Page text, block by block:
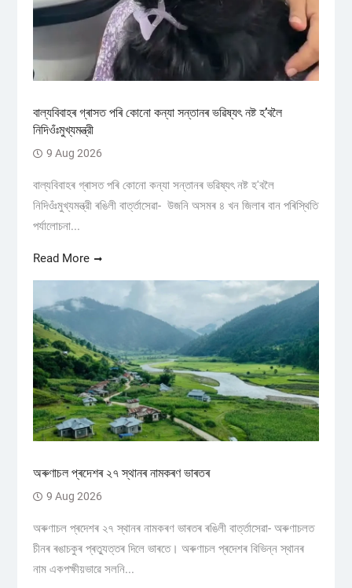
বাল্যবিবাহৰ গ্ৰাসত পৰি কোনো কন্যা সন্তানৰ ভৱিষ্যৎ নষ্ট হ’বলৈ
নিদিওঁঃমুখ্যমন্ত্রী
9 Aug 2026
বাল্যবিবাহৰ গ্ৰাসত পৰি কোনো কন্যা সন্তানৰ ভৱিষ্যৎ নষ্ট হ'বলৈ
নিদিওঁঃমুখ্যমন্ত্রী ৰঙিলী বাৰ্ত্তাসেৱা- উজনি অসমৰ ৪ খন জিলাৰ বান পৰিস্থিতি
পৰ্যালোচনা...
Read More
অৰুণাচল প্ৰদেশৰ ২৭ স্থানৰ নামকৰণ ভাৰতৰ
9 Aug 2026
অৰুণাচল প্ৰদেশৰ ২৭ স্থানৰ নামকৰণ ভাৰতৰ ৰঙিলী বাৰ্ত্তাসেৱা- অৰুণাচলত
চীনৰ ৰঙাচকুৰ প্ৰত্যুত্তৰ দিলে ভাৰতে। অৰুণাচল প্ৰদেশৰ বিভিন্ন স্থানৰ
নাম একপক্ষীয়ভাৱে সলনি...